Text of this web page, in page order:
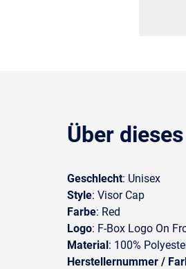
Über
Geschlecht: Unisex
Style: Visor Cap
Farbe: Red
Logo: F-Box Logo On
Material: 100%
Herstellernummer /